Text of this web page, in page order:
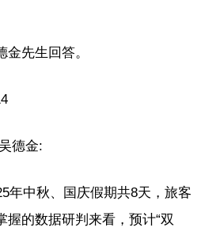
先生回答。
德金:
年中秋、国庆假期共8天，旅客
握的数据研判来看，预计“双